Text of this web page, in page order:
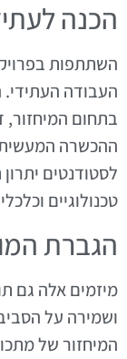
הכנה
השתתפות
העבודה העתידי.
בתחום המיחזור,
ההכשרה
לסטודנטים
טכנולוגיים
הגברת
מיזמים אלה גם
ושמירה על
המיחזור של